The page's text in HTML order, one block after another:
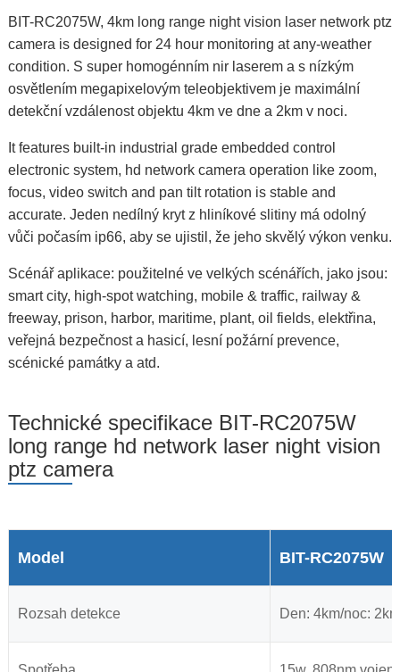
BIT-RC2075W, 4km long range night vision laser network ptz
camera is designed for 24 hour monitoring at any-weather
condition. S super homogénním nir laserem a s nízkým
osvětlením megapixelovým teleobjektivem je maximální
detekční vzdálenost objektu 4km ve dne a 2km v noci.
It features built-in industrial grade embedded control
electronic system, hd network camera operation like zoom,
focus, video switch and pan tilt rotation is stable and
accurate. Jeden nedílný kryt z hliníkové slitiny má odolný
vůči počasím ip66, aby se ujistil, že jeho skvělý výkon venku.
Scénář aplikace: použitelné ve velkých scénářích, jako jsou:
smart city, high-spot watching, mobile & traffic, railway &
freeway, prison, harbor, maritime, plant, oil fields, elektřina,
veřejná bezpečnost a hasicí, lesní požární prevence,
scénické památky a atd.
Technické specifikace BIT-RC2075W
long range hd network laser night vision
ptz camera
Model BIT-RC2075W
Rozsah detekce Den: 4km/noc: 2km